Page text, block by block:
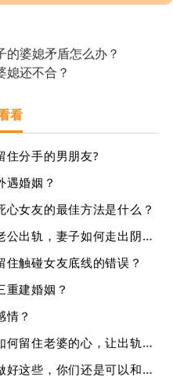
的婆媳矛盾怎么办？
媳还不合？
看
住分手的男朋友?
遇婚姻？
女友的最佳方法是什么？
老公出轨妻子怎么走出阴影，老公出轨，妻子如何走出阴影？
触碰女友底线的错误？
重建婚姻？
情？
出轨的男人该怎么留住老婆，如何留住老婆的心，让出轨男人重新获得爱情？
怎么跟女朋友道歉并且留住？做好这些，你们还是可以和好的